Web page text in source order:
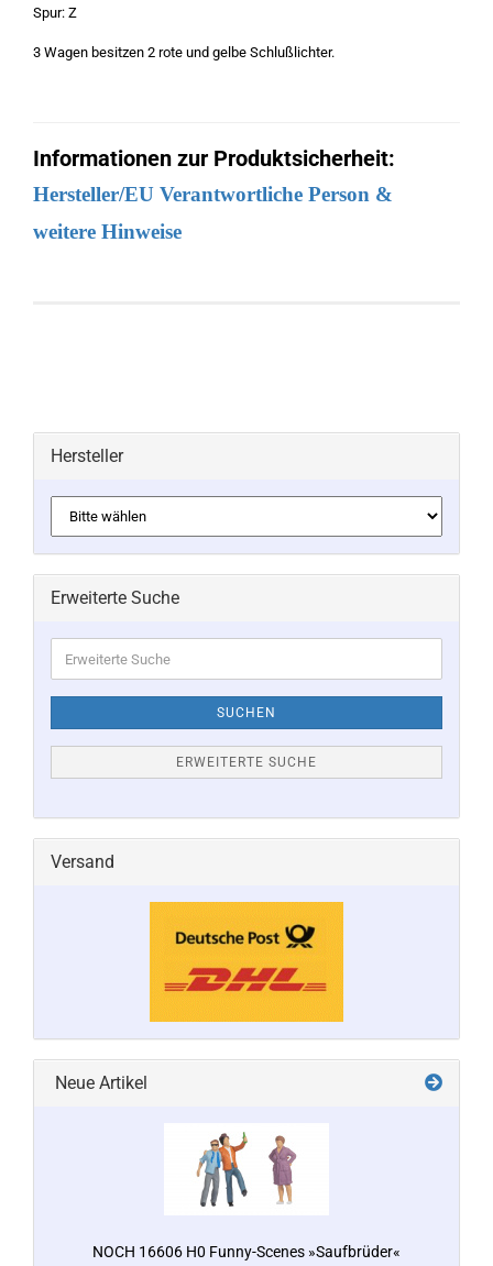
Spur: Z
3 Wagen besitzen 2 rote und gelbe Schlußlichter.
Informationen zur Produktsicherheit:
Hersteller/EU Verantwortliche Person &
weitere Hinweise
Hersteller
Erweiterte Suche
Suche
SUCHEN
ERWEITERTE SUCHE
Versand
Neue Artikel
NOCH 16606 H0 Funny-Scenes »Saufbrüder«